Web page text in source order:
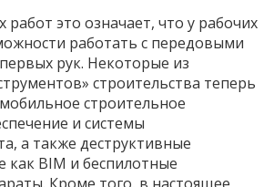
работ это означает, что у рабочих
работать с передовыми
рук. Некоторые из
строительства теперь
строительное
и системы
а также деструктивные
как BIM и беспилотные